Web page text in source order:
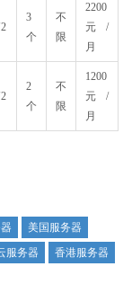
3
个
不
限
2200
元/
月
2
个
不
限
1200
元/
月
美国服务器
服务器
香港服务器